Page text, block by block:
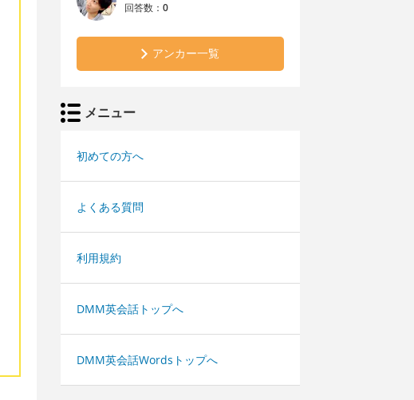
回答数： 0
アンカー一覧
メニュー
初めての方へ
よくある質問
利用規約
DMM英会話トップへ
DMM英会話Wordsトップへ